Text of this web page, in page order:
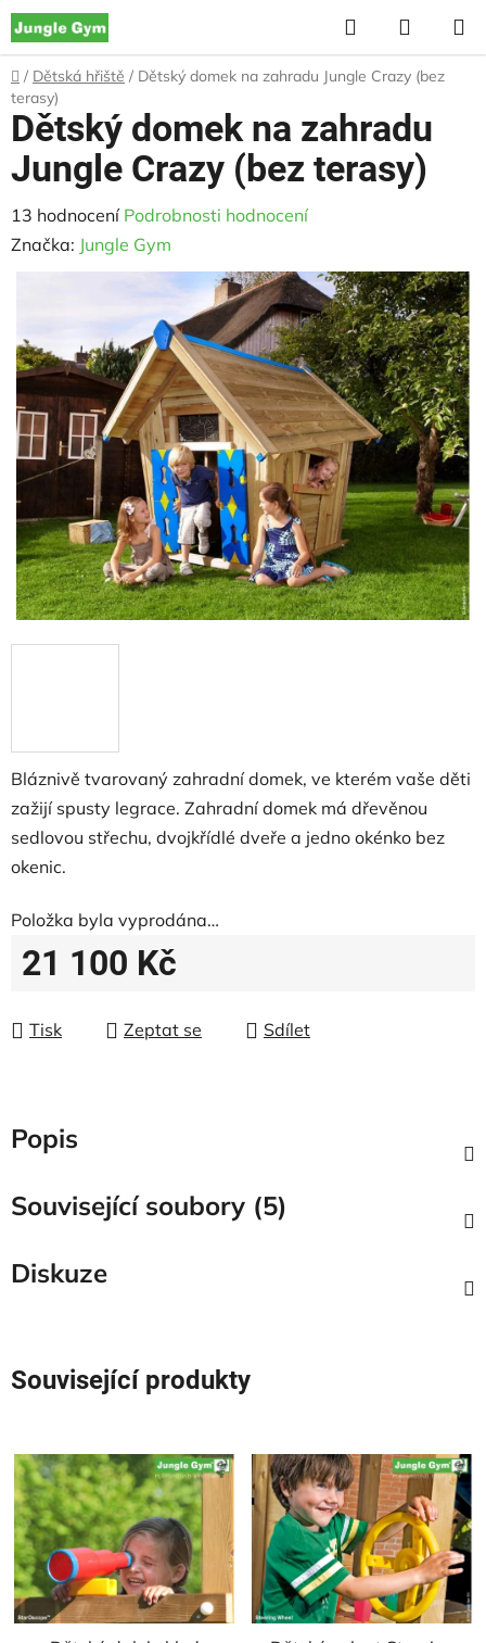
Přejít
na
obsah
Hledat
KOŠÍK
Domů
/ Dětská hřiště / Dětský domek na zahradu Jungle Crazy (bez
terasy)
Bláznivě tvarovaný zahradní domek, ve kterém vaše děti
zažijí spusty legrace. Zahradní domek má dřevěnou
sedlovou střechu, dvojkřídlé dveře a jedno okénko bez
okenic.
Položka byla vyprodána…
21 100 Kč
Tisk
Zeptat se Sdílet
Dětský domek na zahradu
Jungle Crazy (bez terasy)
Průměrné
hodnocení
produktu
z
5
hvězdiček.
13 hodnocení Podrobnosti hodnocení
Značka: Jungle Gym
Popis
Související soubory (5)
Diskuze
Související produkty